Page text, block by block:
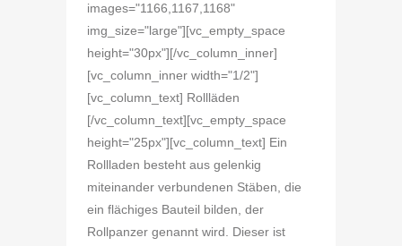
images="1166,1167,1168"
img_size="large"][vc_empty_space
height="30px"][/vc_column_inner]
[vc_column_inner width="1/2"]
[vc_column_text] Rollläden
[/vc_column_text][vc_empty_space
height="25px"][vc_column_text] Ein
Rollladen besteht aus gelenkig
miteinander verbundenen Stäben, die
ein flächiges Bauteil bilden, der
Rollpanzer genannt wird. Dieser ist